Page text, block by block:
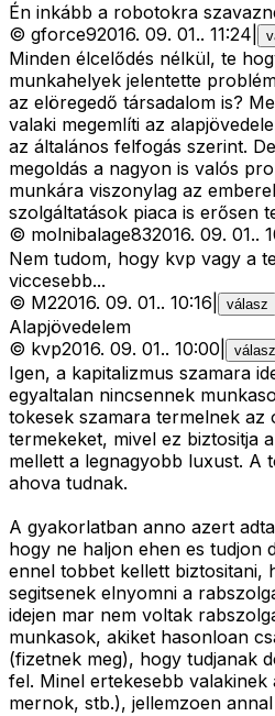
Én inkább a robotokra
© gforce92016. 09. 01.. 11:24
Minden élcelődés nélkül, te
munkahelyek jelentette
az elöregedő társadalom is?
valaki megemlíti az
az általános felfogás szerint.
megoldás a nagyon is valós
munkára viszonylag az
szolgáltatások piaca is erősen
© molnibalage832016. 09. 01..
Nem tudom, hogy kvp vagy a
viccesebb...
© M22016. 09. 01.. 10:16 válasz
Alapjövedelem
© kvp2016. 09. 01.. 10:00 válasz
Igen, a kapitalizmus szamara
egyaltalan nincsennek
tokesek szamara termelnek az
termekeket, mivel ez biztositja
mellett a legnagyobb luxust. A
ahova tudnak.
A gyakorlatban anno azert
hogy ne haljon ehen es tudjon
ennel tobbet kellett biztositani,
segitsenek elnyomni a
idejen mar nem voltak
munkasok, akiket hasonloan
(fizetnek meg), hogy tudjanak
fel. Minel ertekesebb valakinek
mernok, stb.), jellemzoen